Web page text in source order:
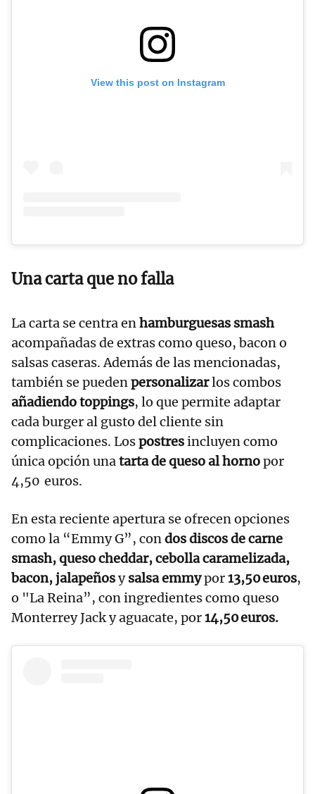
View this post on Instagram
Una carta que no falla
La carta se centra enhamburguesas smash
acompañadas de extras como queso, bacon o
salsas caseras. Además de las mencionadas,
también se puedenpersonalizarlos combos
añadiendo toppings, lo que permite adaptar
cada burger al gusto del cliente sin
complicaciones. Lospostresincluyen como
única opción unatarta de queso al hornopor
4,50 euros.
En esta reciente apertura se ofrecen opciones
como la “Emmy G”, condos discos de carne
smash, queso cheddar, cebolla caramelizada,
bacon, jalapeñosysalsa emmypor13,50 euros,
o "La Reina”, con ingredientes como queso
Monterrey Jack y aguacate, por14,50 euros.